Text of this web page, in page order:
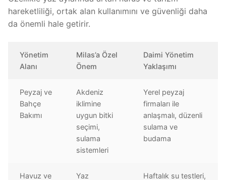
hareketliliği, ortak alan kullanımını ve güvenliği daha
da önemli hale getirir.
Yönetim
Alanı
Milas’a Özel
Önem
Daimi Yönetim
Yaklaşımı
Peyzaj ve
Bahçe
Bakımı
Akdeniz
iklimine
uygun bitki
seçimi,
sulama
sistemleri
Yerel peyzaj
firmaları ile
anlaşmalı, düzenli
sulama ve
budama
Havuz ve
Yaz
Haftalık su testleri,